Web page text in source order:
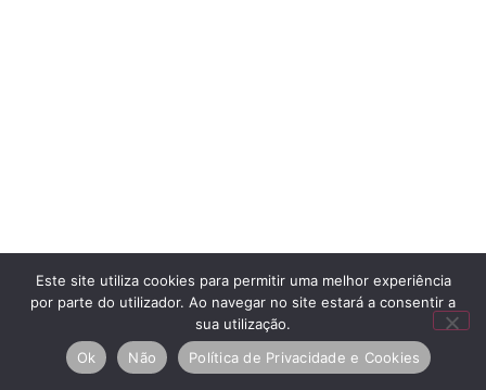
Este site utiliza cookies para permitir uma melhor experiência
por parte do utilizador. Ao navegar no site estará a consentir a
sua utilização.
Ok
Não Política de Privacidade e Cookies